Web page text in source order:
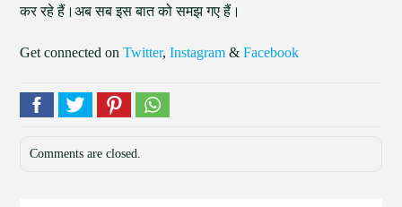
कर रहे हैं।अब सब इस बात को समझ गए हैं।
Get connected onTwitter,Instagram &Facebook
Comments are closed.